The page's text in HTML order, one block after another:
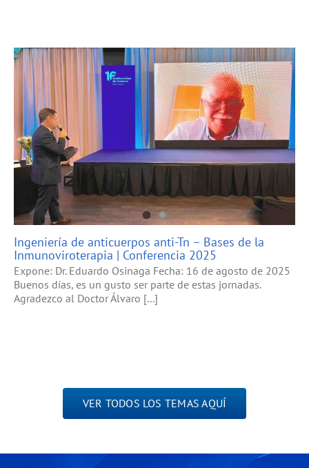
Ingeniería de anticuerpos anti-Tn – Bases de la
Inmunoviroterapia | Conferencia 2025
Expone: Dr. Eduardo Osinaga Fecha: 16 de agosto de 2025
Buenos días, es un gusto ser parte de estas jornadas.
Agradezco al Doctor Álvaro [...]
VER TODOS LOS TEMAS AQUÍ